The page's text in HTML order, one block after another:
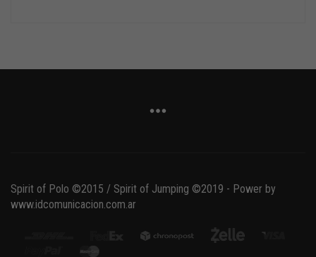
Spirit of Polo ©2015 / Spirit of Jumping ©2019 - Power by
www.idcomunicacion.com.ar